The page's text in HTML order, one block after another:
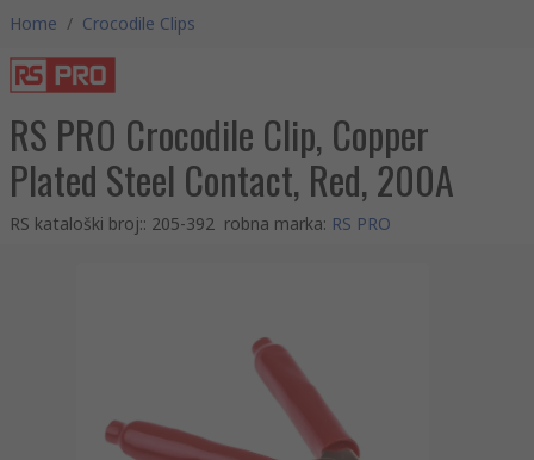
Home / Crocodile Clips
RS PRO Crocodile Clip, Copper
Plated Steel Contact, Red, 200A
RS kataloški broj:: 205-392 robna marka: RS PRO